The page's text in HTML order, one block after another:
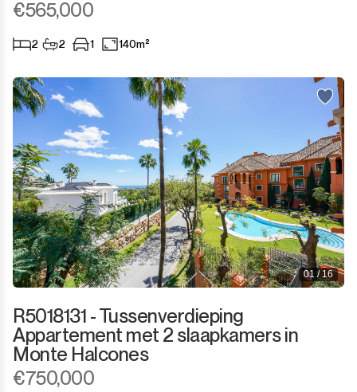
€565,000
2 2 1 140m²
01 / 16
R5018131 - Tussenverdieping
Appartement met 2 slaapkamers in
Monte Halcones
€750,000